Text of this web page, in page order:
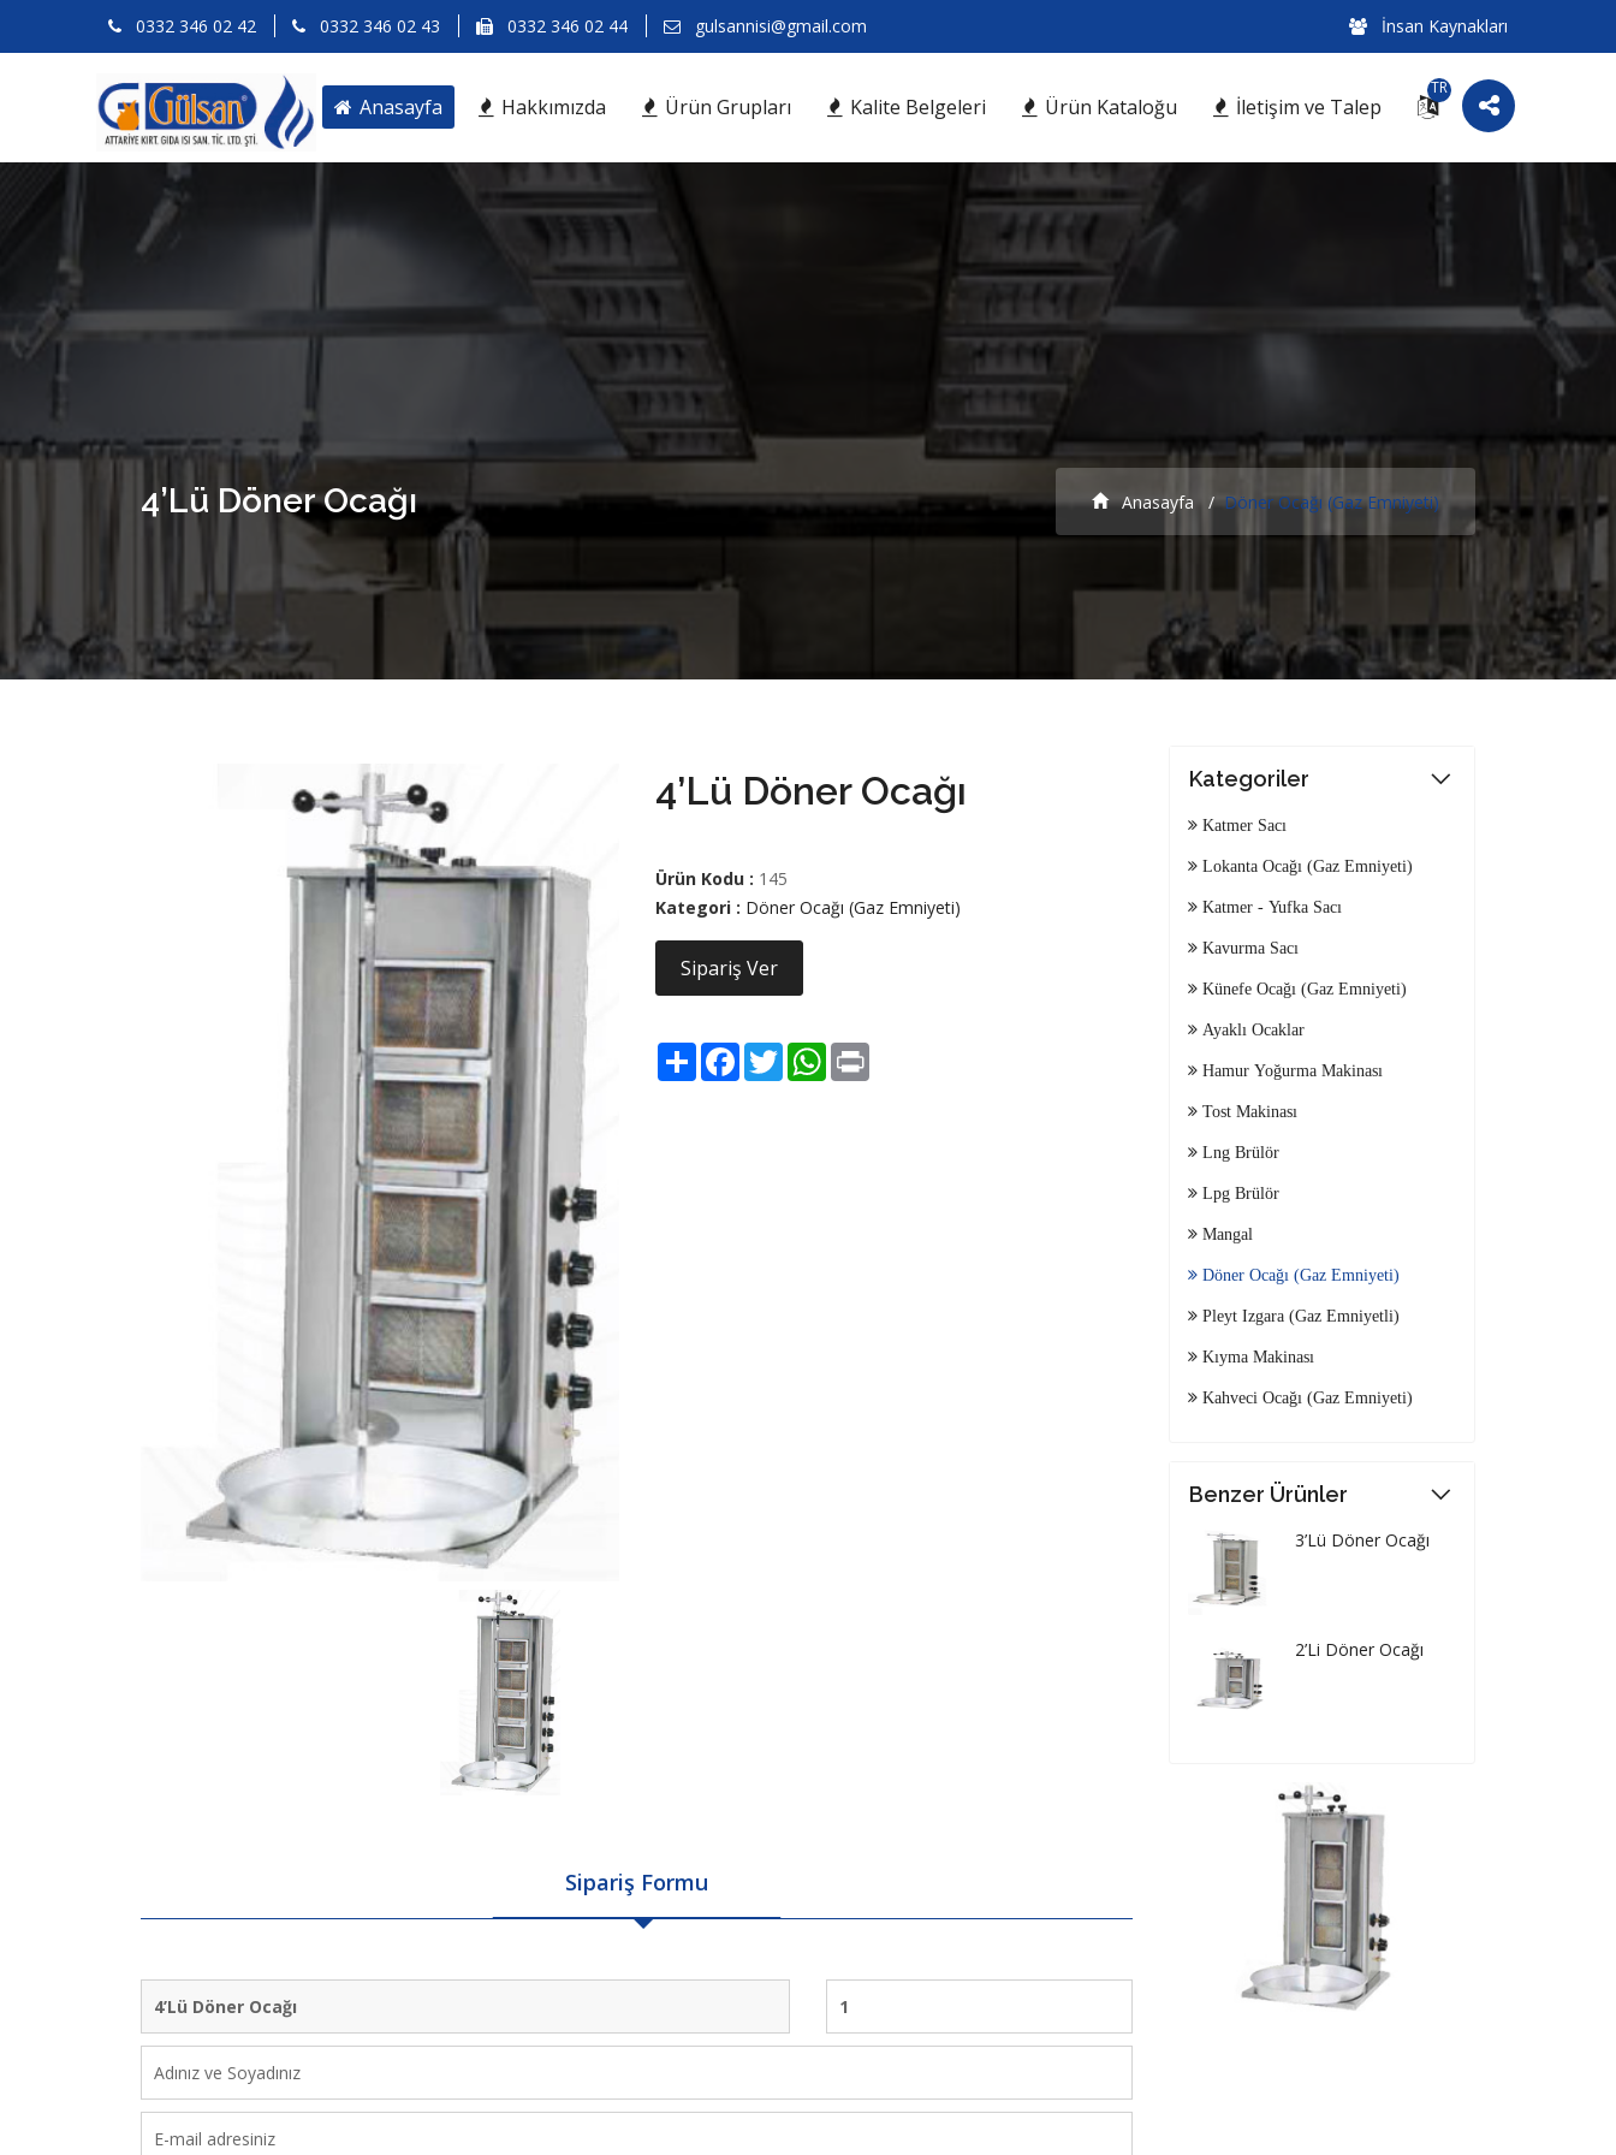
0332 346 02 42 0332 346 02 43 0332 346 02 44 gulsannisi@gmail.com İnsan Kaynakları
TR
Anasayfa Hakkımızda Ürün Grupları Kalite Belgeleri Ürün Kataloğu İletişim ve Talep
4’Lü Döner Ocağı Anasayfa Döner Ocağı (Gaz Emniyeti)
4’Lü Döner Ocağı
Ürün Kodu : 145
Kategori : Döner Ocağı (Gaz Emniyeti)
Sipariş Ver
ShareFacebook
TwitterWhatsApp
Print
Sipariş Formu
Kategoriler
Katmer Sacı
Lokanta Ocağı (Gaz Emniyeti)
Katmer - Yufka Sacı
Kavurma Sacı
Künefe Ocağı (Gaz Emniyeti)
Ayaklı Ocaklar
Hamur Yoğurma Makinası
Tost Makinası
Lng Brülör
Lpg Brülör
Mangal
Döner Ocağı (Gaz Emniyeti)
Pleyt Izgara (Gaz Emniyetli)
Kıyma Makinası
Kahveci Ocağı (Gaz Emniyeti)
Benzer Ürünler
3’Lü Döner Ocağı
2’Li Döner Ocağı